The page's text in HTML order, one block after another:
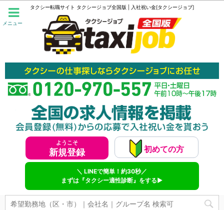
メニュー
タクシー転職サイト タクシージョブ全国版 | 入社祝い金[タクシージョブ]
ようこそ
新規登録 初めての方
＼ LINEで簡単！約30秒／
まずは『タクシー適性診断』をする▶